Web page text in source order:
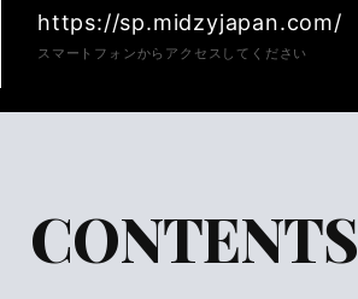
https://sp.midzyjapan.com/
スマートフォンからアクセスしてください
CONTENTS